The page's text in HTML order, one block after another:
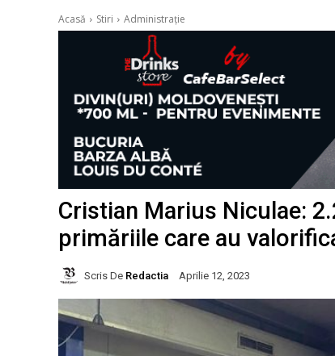
Acasă Stiri Administrație
Cristian Marius Niculae:
primăriile care au
Scris De Redactia Aprilie 12, 2023